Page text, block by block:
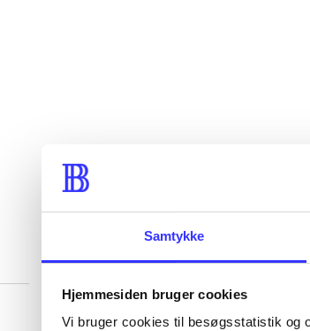
Samtykke
Hjemmesiden bruger cookies
Vi bruger cookies til besøgsstatistik og